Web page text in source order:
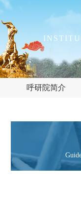
呼研院简介